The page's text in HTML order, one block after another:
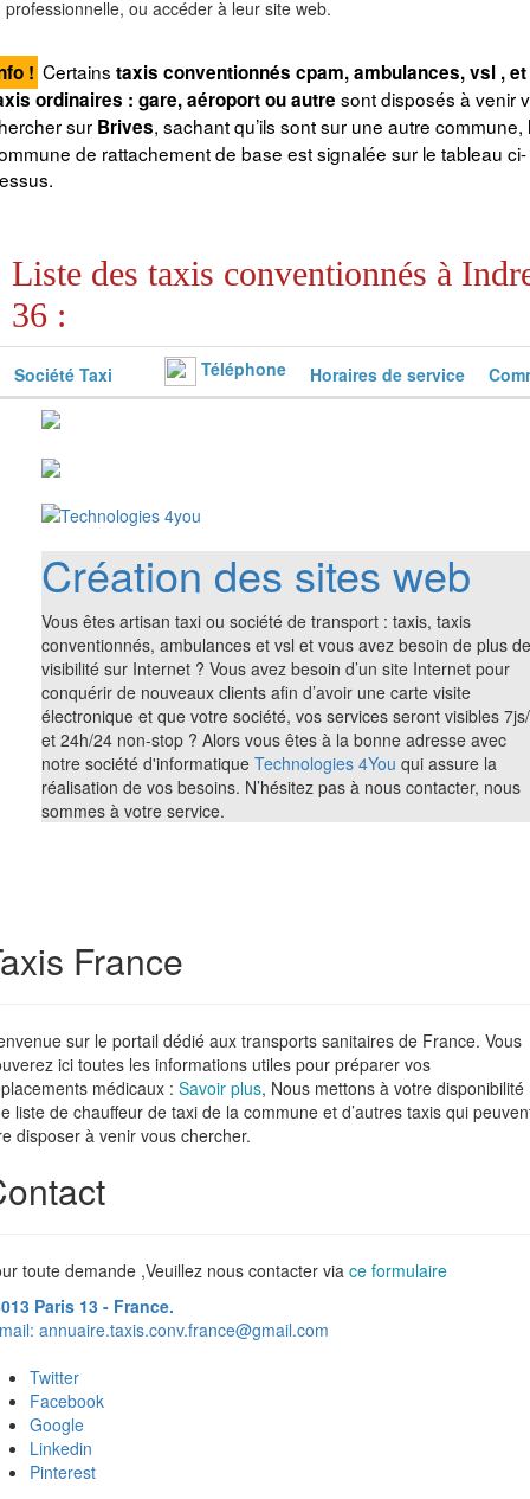
professionnelle, ou accéder à leur site web.
! Certainstaxis conventionnés cpam, ambulances, vsl , et
ordinaires : gare, aéroport ou autre sont disposés à venir
sur Brives, sachant qu’ils sont sur une autre commune,
de rattachement de base est signalée sur le tableau ci-
Liste des taxis conventionnés à
36 :
Société Taxi Téléphone Horaires de service
Création des sites web
Vous êtes artisan taxi ou société de transport : taxis, taxis
conventionnés, ambulances et vsl et vous avez besoin de plus de
visibilité sur Internet ? Vous avez besoin d’un site Internet pour
conquérir de nouveaux clients afin d’avoir une carte visite
électronique et que votre société, vos services seront visibles
et 24h/24 non-stop ? Alors vous êtes à la bonne adresse avec
notre société d'informatique Technologies 4You qui assure la
réalisation de vos besoins. N’hésitez pas à nous contacter, nous
sommes à votre service.
France
sur le portail dédié aux transports sanitaires de France. Vous
ici toutes les informations utiles pour préparer vos
médicaux : Savoir plus, Nous mettons à votre disponibilité
liste de chauffeur de taxi de la commune et d’autres taxis qui
disposer à venir vous chercher.
toute demande ,Veuillez nous contacter via ce formulaire
Paris 13 - France.
annuaire.taxis.conv.france@gmail.com
Twitter
Facebook
Google
Linkedin
Pinterest